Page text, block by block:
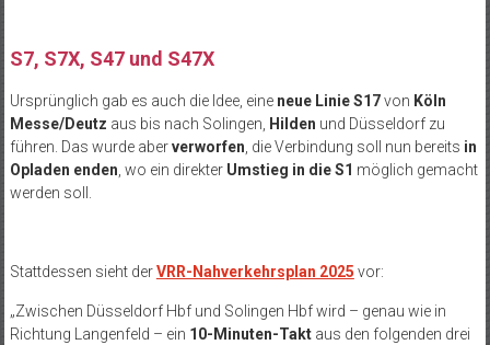
S7, S7X, S47 und S47X
Ursprünglich gab es auch die Idee, eine neue Linie S17von Köln
Messe/Deutz aus bis nach Solingen, Hilden und Düsseldorf zu
führen. Das wurde aberverworfen , die Verbindung soll nun bereits in
Opladen enden , wo ein direkter Umstieg in die S1 möglich gemacht
werden soll.
Stattdessen sieht derVRR-Nahverkehrsplan 2025 vor:
„Zwischen Düsseldorf Hbf und Solingen Hbf wird – genau wie in
Richtung Langenfeld – ein 10-Minuten-Taktaus den folgenden drei